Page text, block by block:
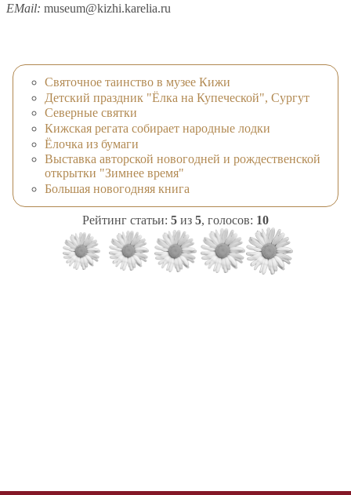
EMail: museum@kizhi.karelia.ru
Святочное таинство в музее Кижи
Детский праздник "Ёлка на Купеческой", Сургут
Северные святки
Кижская регата собирает народные лодки
Ёлочка из бумаги
Выставка авторской новогодней и рождественской
открытки "Зимнее время"
Большая новогодняя книга
Рейтинг статьи: 5 из 5, голосов: 10